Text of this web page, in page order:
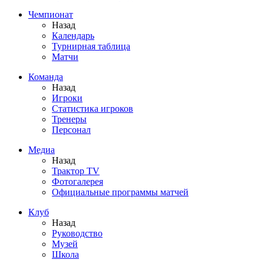
Чемпионат
Назад
Календарь
Турнирная таблица
Матчи
Команда
Назад
Игроки
Статистика игроков
Тренеры
Персонал
Медиа
Назад
Трактор TV
Фотогалерея
Официальные программы матчей
Клуб
Назад
Руководство
Музей
Школа